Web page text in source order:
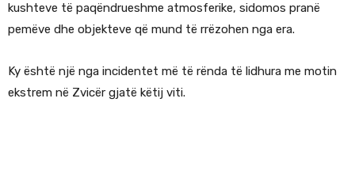
kushteve të paqëndrueshme atmosferike, sidomos pranë
pemëve dhe objekteve që mund të rrëzohen nga era.
Ky është një nga incidentet më të rënda të lidhura me motin
ekstrem në Zvicër gjatë këtij viti.